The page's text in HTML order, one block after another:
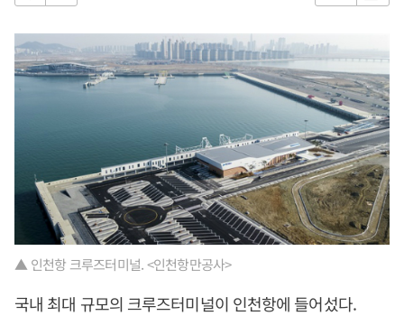
▲ 인천항 크루즈터미널. <인천항만공사>
국내 최대 규모의 크루즈터미널이 인천항에 들어섰다.